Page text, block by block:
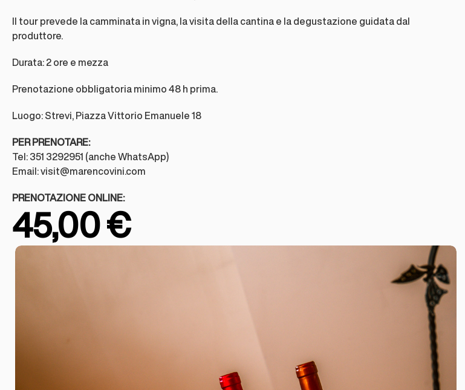
Il tour prevede la camminata in vigna, la visita della cantina e la degustazione guidata dal
produttore.
Durata: 2 ore e mezza
Prenotazione obbligatoria minimo 48 h prima.
Luogo: Strevi, Piazza Vittorio Emanuele 18
PER PRENOTARE:
Tel: 351 3292951 (anche WhatsApp)
Email:visit@marencovini.com
PRENOTAZIONE ONLINE:
45,00€